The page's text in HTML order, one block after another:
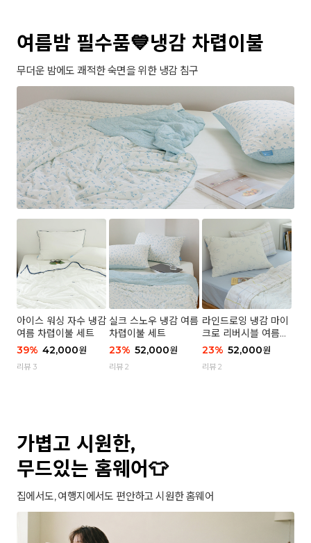
여름밤 필수품💙냉감 차렵이불
무더운 밤에도 쾌적한 숙면을 위한 냉감 침구
아이스 워싱 자수 냉감
여름 차렵이불 세트
39% 42,000원
리뷰 3
실크 스노우 냉감 여름
차렵이불 세트
23% 52,000원
리뷰 2
라인드로잉 냉감 마이
크로 리버시블 여름이
불 세트
23% 52,000원
리뷰 2
가볍고 시원한,
무드있는 홈웨어👕
집에서도, 여행지에서도 편안하고 시원한 홈웨어